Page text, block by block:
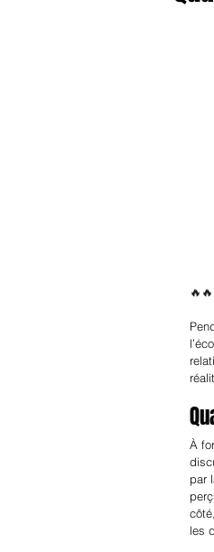
À
par
les